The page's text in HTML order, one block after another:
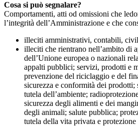
Cosa si può segnalare?
Comportamenti, atti od omissioni che
l’integrità dell’Amministrazione e che
illeciti amministrativi, contabili,
illeciti che rientrano nell’ambito di
dell’Unione europea o nazionali
appalti pubblici; servizi, prodotti e
prevenzione del riciclaggio e del
sicurezza e conformità dei prodotti;
tutela dell’ambiente;
sicurezza degli alimenti e dei
degli animali; salute pubblica;
tutela della vita privata e